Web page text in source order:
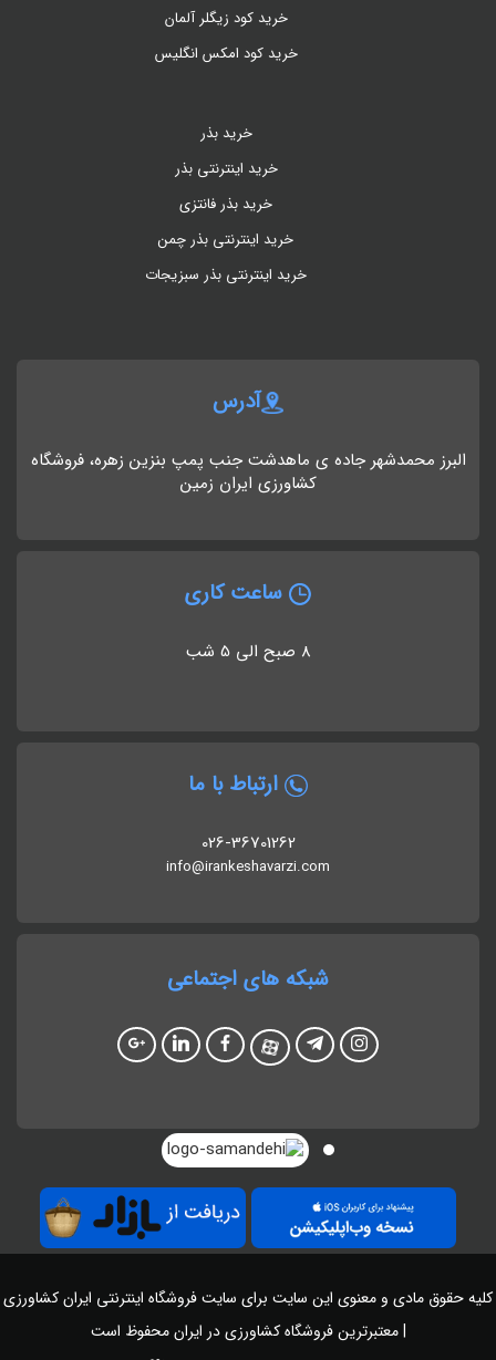
خرید کود زیگلر آلمان
خرید کود امکس انگلیس
خرید بذر
خرید اینترنتی بذر
خرید بذر فانتزی
خرید اینترنتی بذر چمن
خرید اینترنتی بذر سبزیجات
آدرس
البرز محمدشهر جاده ی ماهدشت جنب پمپ بنزین زهره، فروشگاه
کشاورزی ایران زمین
ساعت کاری
8 صبح الی 5 شب
ارتباط با ما
026-36701262
info@irankeshavarzi.com
شبکه های اجتماعی
کلیه حقوق مادی و معنوی این سایت برای سایتفروشگاه اینترنتی ایران کشاورزی
| معتبرترین فروشگاه کشاورزی در ایرانمحفوظ است